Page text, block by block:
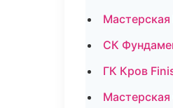
СК
ГК Кров